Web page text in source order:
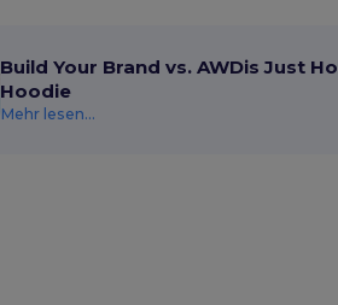
Build Your Brand vs. AWDis Just
Hoodie
Mehr lesen...